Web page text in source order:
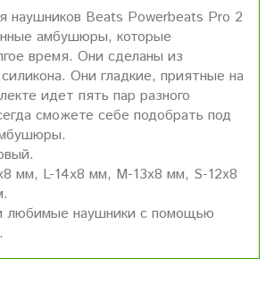
Beats Powerbeats Pro 2
амбушюры, которые
время. Они сделаны из
силикона. Они гладкие, приятные на
идет пять пар разного
сможете себе подобрать под
мм, L-14x8 мм, M-13x8 мм, S-12x8
любимые наушники с помощью